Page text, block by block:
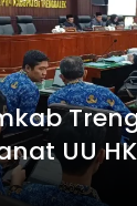
UU
Rp